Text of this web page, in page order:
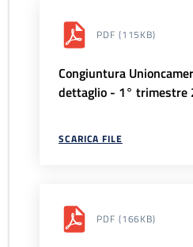
PDF (115KB)
Congiuntura
dettaglio - 1° trimestre
SCARICA FILE
PDF (166KB)